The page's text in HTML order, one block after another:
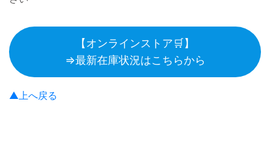
【オンラインストア🛒】
⇒最新在庫状況はこちらから
▲上へ戻る